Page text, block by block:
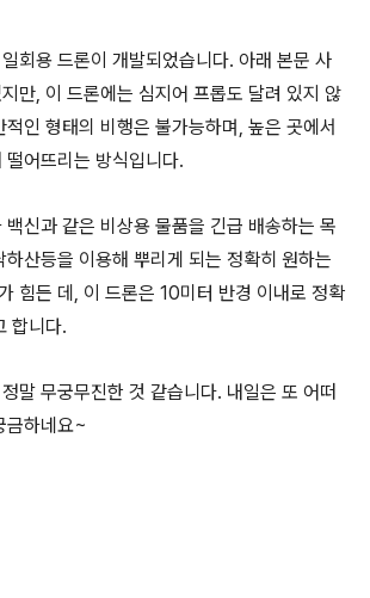
회용 드론이 개발되었습니다. 아래 본문 사
만, 이 드론에는 심지어 프롭도 달려 있지 않
인 형태의 비행은 불가능하며, 높은 곳에서
떨어뜨리는 방식입니다.
백신과 같은 비상용 물품을 긴급 배송하는 목
산등을 이용해 뿌리게 되는 정확히 원하는
힘든 데, 이 드론은 10미터 반경 이내로 정확
합니다.
말 무궁무진한 것 같습니다. 내일은 또 어떠
금하네요~